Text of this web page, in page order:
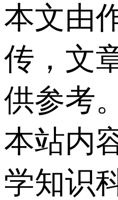
本文由
传，文
供参考。
本站内
学知识